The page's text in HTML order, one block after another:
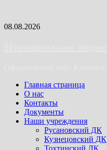
Skip
08.08.2026
Primary
Menu
Главная страница
О нас
Контакты
Документы
Наши учреждения
Русановский ДК
Кузнецовский ДК
Тохтинский ДК